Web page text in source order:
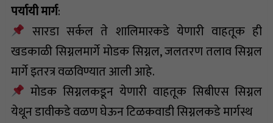
पर्यायी मार्ग:
सारडा सर्कल ते शालिमारकडे येणारी वाहतूक ही
खडकाळी सिग्नलमार्गे मोडक सिग्नल, जलतरण तलाव सिग्नल
मार्गे इतरत्र वळविण्यात आली आहे.
मोडक सिग्नलकडून येणारी वाहतूक सिबीएस सिग्नल
येथून डावीकडे वळण घेऊन टिळकवाडी सिग्नलकडे मार्गस्थ